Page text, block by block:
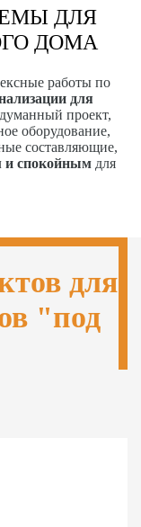
ДЛЯ
ДОМА
работы по
для
проект,
оборудование,
составляющие,
и спокойным для
для
"под